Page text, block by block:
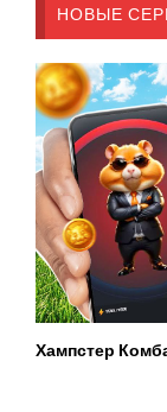
НОВЫЕ
Хампстер